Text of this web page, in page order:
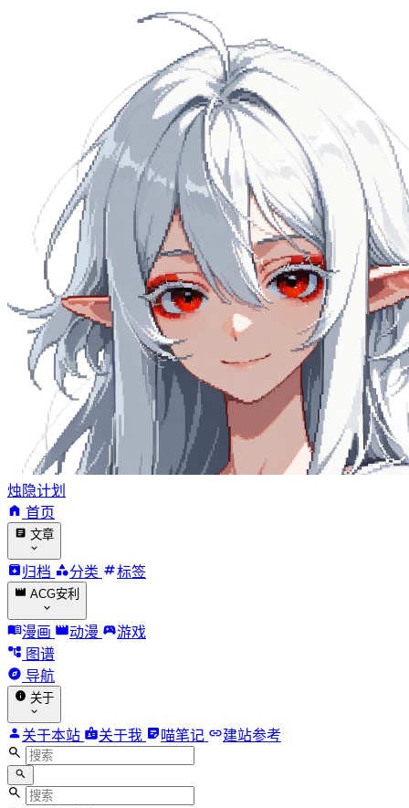
烛隐计划
首页
文章
归档 分类 标签
ACG安利
漫画 动漫
游戏
图谱
导航
关于
关于本站 关于我 喵笔记 建站参考